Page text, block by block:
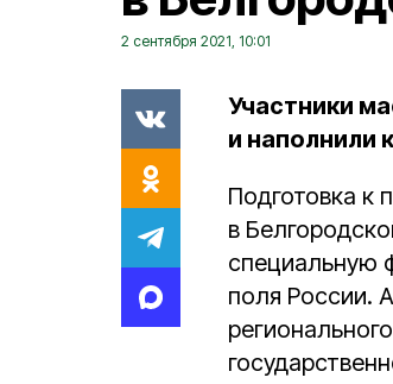
2 сентября 2021, 10:01
Участники
и наполнили
Подготовка к
в
специальную
поля России.